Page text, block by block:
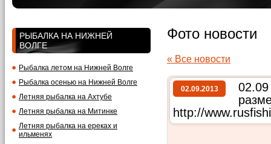
РЫБАЛКА НА НИЖНЕЙ
ВОЛГЕ
Рыбалка летом на Нижней Волге
Рыбалка осенью на Нижней Волге
Летняя рыбалка на Ахтубе
Летняя рыбалка на Митинке
Летняя рыбалка на ереках и
ильменях
Фото новости
« Все новости
02.09.2013
http://